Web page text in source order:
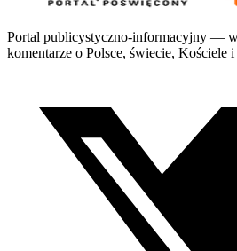
Portal publicystyczno-informacyjny —
komentarze o Polsce, świecie, Kościele